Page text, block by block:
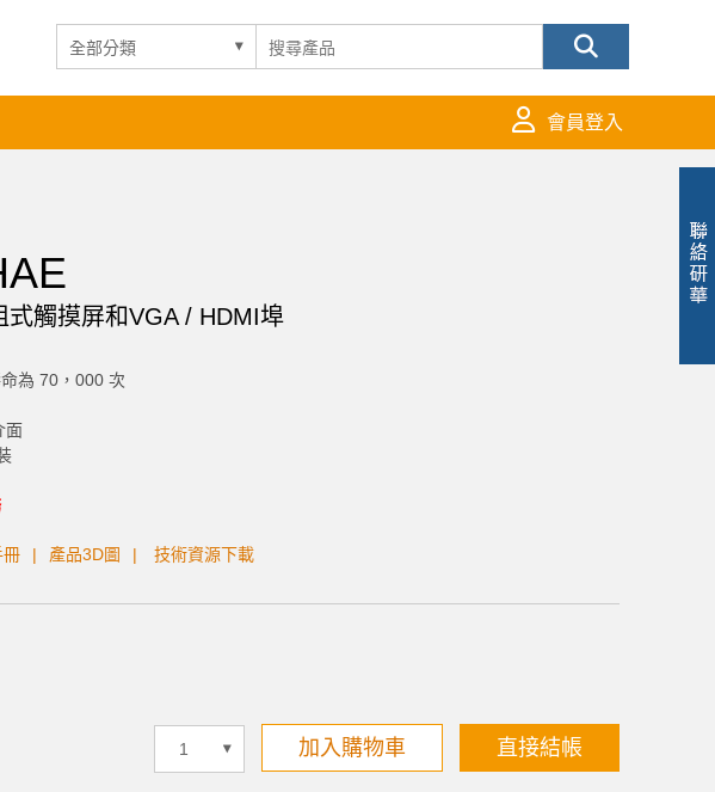
會員登入
式觸摸屏和VGA / HDMI埠
為 70，000 次
面
冊 產品3D圖 技術資源下載
加入購物車 直接結帳